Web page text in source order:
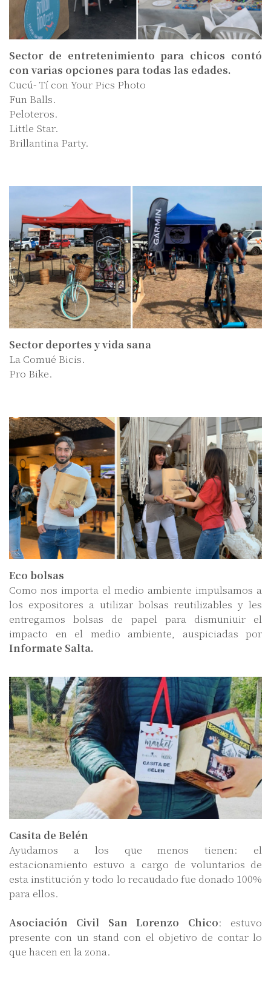
Sector de entretenimiento para chicos contó
con varias opciones para todas las edades.
Cucú- Tí con Your Pics Photo
Fun Balls.
Peloteros.
Little Star.
Brillantina Party.
Sector deportes y vida sana
La Comué Bicis.
Pro Bike.
Eco bolsas
Como nos importa el medio ambiente impulsamos a
los expositores a utilizar bolsas reutilizables y les
entregamos bolsas de papel para dismuniuir el
impacto en el medio ambiente, auspiciadas por
Informate Salta.
Casita de Belén
Ayudamos a los que menos tienen: el
estacionamiento estuvo a cargo de voluntarios de
esta institución y todo lo recaudado fue donado 100%
para ellos.
Asociación Civil San Lorenzo Chico: estuvo
presente con un stand con el objetivo de contar lo
que hacen en la zona.